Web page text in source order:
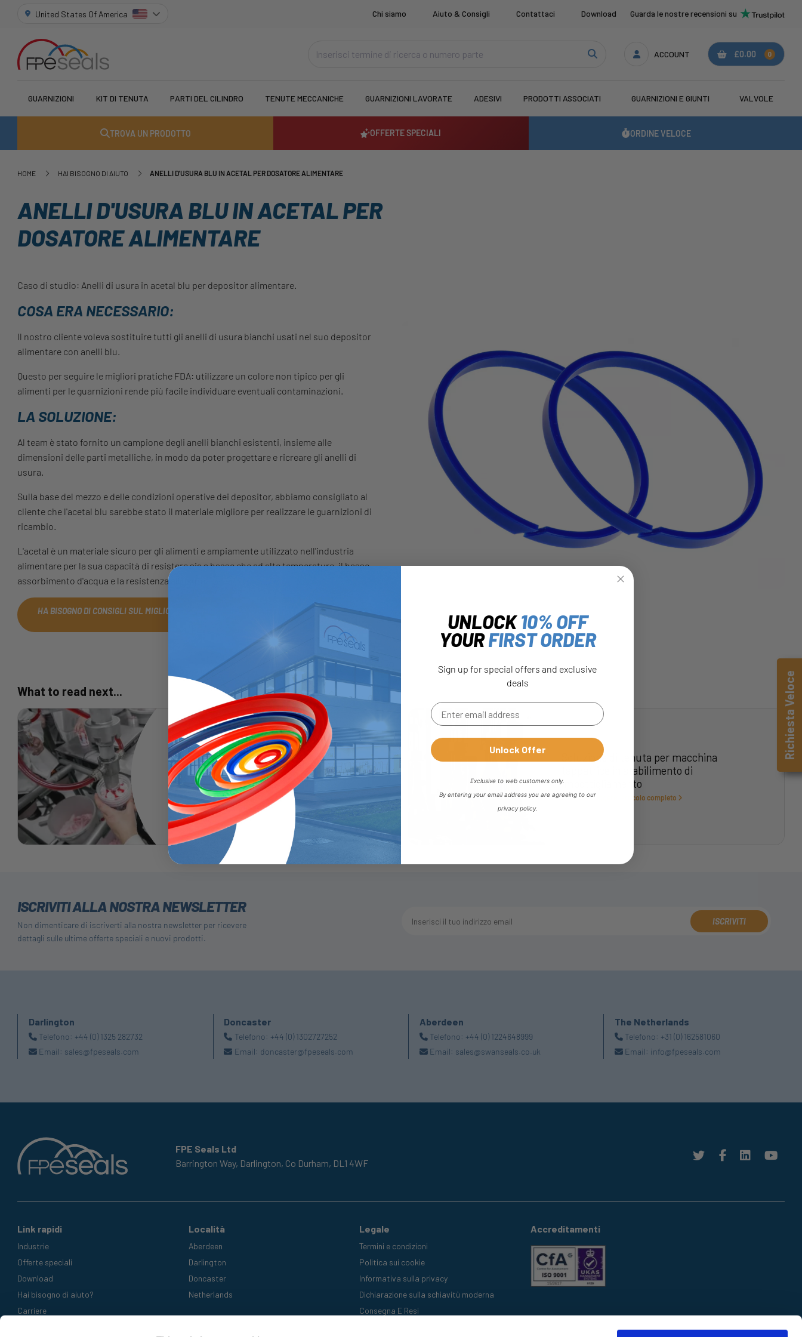
United States Of America Chi siamo Aiuto & Consigli Contattaci Download Guarda le nostre recensioni su
ACCOUNT £0.00 0
GUARNIZIONI KIT DI TENUTA PARTI DEL CILINDRO TENUTE MECCANICHE GUARNIZIONI LAVORATE ADESIVI PRODOTTI ASSOCIATI GUARNIZIONI E GIUNTI VALVOLE
TROVA UN PRODOTTO OFFERTE SPECIALI ORDINE VELOCE
HOME HAI BISOGNO DI AIUTO ANELLI D'USURA BLU IN ACETAL PER DOSATORE ALIMENTARE
ANELLI D'USURA BLU IN ACETAL PER
DOSATORE ALIMENTARE
Caso di studio: Anelli di usura in acetal blu per depositor alimentare.
COSA ERA NECESSARIO:
Il nostro cliente voleva sostituire tutti gli anelli di usura bianchi usati nel suo depositor
alimentare con anelli blu.
Questo per seguire le migliori pratiche FDA: utilizzare un colore non tipico per gli
alimenti per le guarnizioni rende più facile individuare eventuali contaminazioni.
LA SOLUZIONE:
Al team è stato fornito un campione degli anelli bianchi esistenti, insieme alle
dimensioni delle parti metalliche, in modo da poter progettare e ricreare gli anelli di
usura.
Sulla base del mezzo e delle condizioni operative dei depositor, abbiamo consigliato al
cliente che l'acetal blu sarebbe stato il materiale migliore per realizzare le guarnizioni di
ricambio.
L'acetal è un materiale sicuro per gli alimenti e ampiamente utilizzato nell'industria
alimentare per la sua capacità di resistere sia a basse che ad alte temperature, il basso
assorbimento d'acqua e la resistenza all'usura.
HA BISOGNO DI CONSIGLI SUL MIGLIOR MATERIALE PER LE SUE GUARNIZIONI? CONTATTI
What to read next...
Guarnizioni approvate dalla FDA per
dosatori alimentari
Clicca per leggere l'articolo completo
Soluzione di tenuta per macchina
tappatrice in stabilimento di
imbottigliamento
Clicca per leggere l'articolo completo
ISCRIVITI ALLA NOSTRA NEWSLETTER
Non dimenticare di iscriverti alla nostra newsletter per ricevere
dettagli sulle ultime offerte speciali e nuovi prodotti.
ISCRIVITI
Darlington
Telefono: +44 (0) 1325 282732
Email: sales@fpeseals.com
Doncaster
Telefono: +44 (0) 1302727252
Email: doncaster@fpeseals.com
Aberdeen
Telefono: +44 (0) 1224648999
Email: sales@swanseals.co.uk
The Netherlands
Telefono: +31 (0) 162581060
Email: info@fpeseals.com
FPE Seals Ltd
Barrington Way, Darlington, Co Durham, DL1 4WF
Link rapidi
Industrie
Offerte speciali
Download
Hai bisogno di aiuto?
Carriere
Località
Aberdeen
Darlington
Doncaster
Netherlands
Legale
Termini e condizioni
Politica sui cookie
Informativa sulla privacy
Dichiarazione sulla schiavitù moderna
Consegna E Resi
Accreditamenti
Richiesta Veloce
UNLOCK10% OFF
YOURFIRST ORDER
Sign up for special offers and exclusive
deals
Unlock Offer
Exclusive to web customers only.
By entering your email address you are agreeing to our
privacy policy.